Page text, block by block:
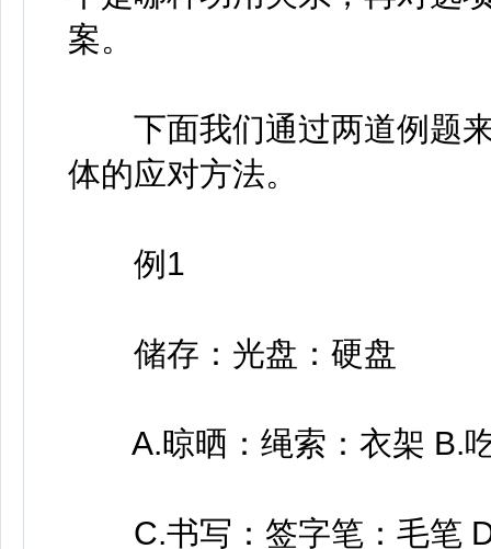
案。
下面我们通过两道例题来
体的应对方法。
例1
储存：光盘：硬盘
A.晾晒：绳索：衣架 B.
C.书写：签字笔：毛笔